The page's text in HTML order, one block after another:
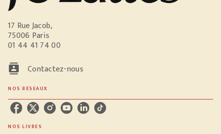
17 Rue Jacob,
75006 Paris
01 44 41 74 00
contacts Contactez-nous
NOS RÉSEAUX
NOS LIVRES